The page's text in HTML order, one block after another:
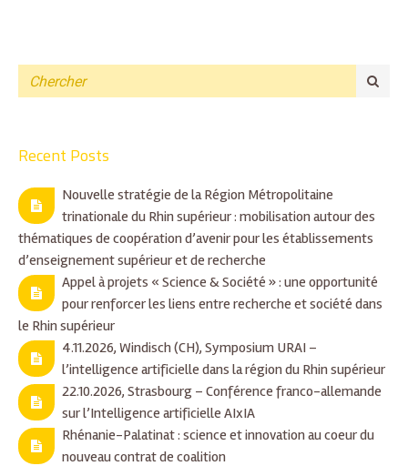
Recent Posts
Nouvelle stratégie de la Région Métropolitaine
trinationale du Rhin supérieur : mobilisation autour des
thématiques de coopération d’avenir pour les établissements
d’enseignement supérieur et de recherche
Appel à projets « Science & Société » : une opportunité
pour renforcer les liens entre recherche et société dans
le Rhin supérieur
4.11.2026, Windisch (CH), Symposium URAI –
l’intelligence artificielle dans la région du Rhin supérieur
22.10.2026, Strasbourg – Conférence franco-allemande
sur l’Intelligence artificielle AIxIA
Rhénanie-Palatinat : science et innovation au coeur du
nouveau contrat de coalition